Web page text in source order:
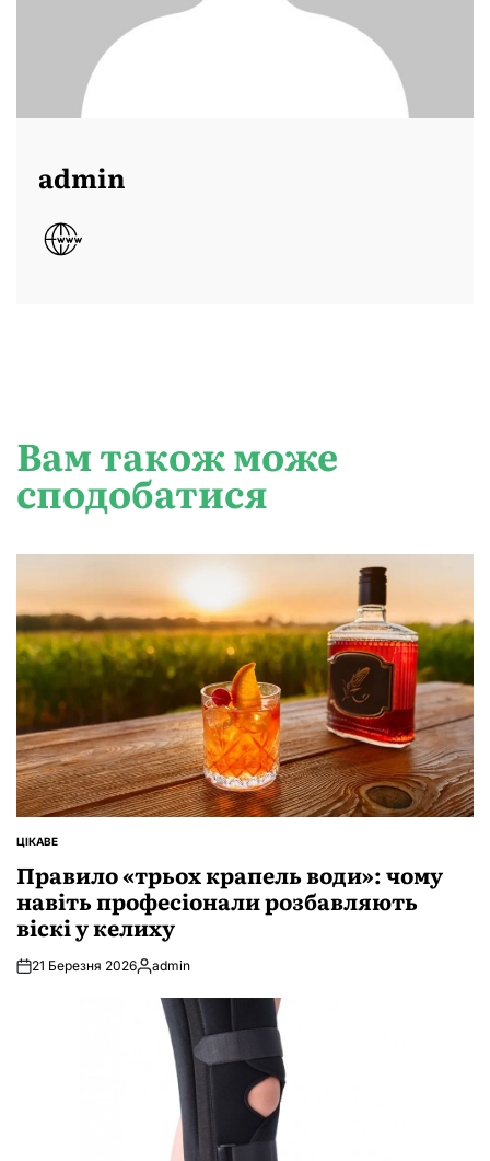
admin
Вам також може
сподобатися
ОПУБЛІКУВАТИ
ЦІКАВЕ
Правило «трьох крапель води»: чому
навіть професіонали розбавляють
віскі у келиху
21 Березня 2026Опубліковано
admin